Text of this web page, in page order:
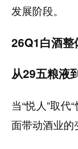
发展阶段。
26Q1白酒整
从29五粮液
当“悦人”取代
面带动酒业的